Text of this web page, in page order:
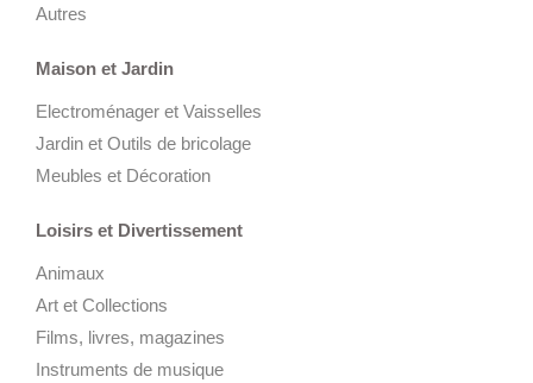
Autres
Maison et Jardin
Electroménager et Vaisselles
Jardin et Outils de bricolage
Meubles et Décoration
Loisirs et Divertissement
Animaux
Art et Collections
Films, livres, magazines
Instruments de musique